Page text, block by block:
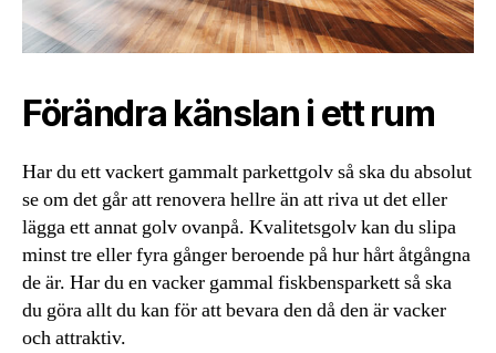
Förändra känslan i ett rum
Har du ett vackert gammalt parkettgolv så ska du absolut
se om det går att renovera hellre än att riva ut det eller
lägga ett annat golv ovanpå. Kvalitetsgolv kan du slipa
minst tre eller fyra gånger beroende på hur hårt åtgångna
de är. Har du en vacker gammal fiskbensparkett så ska
du göra allt du kan för att bevara den då den är vacker
och attraktiv.